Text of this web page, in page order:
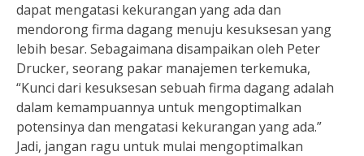
dapat mengatasi kekurangan yang ada dan
mendorong firma dagang menuju kesuksesan yang
lebih besar. Sebagaimana disampaikan oleh Peter
Drucker, seorang pakar manajemen terkemuka,
“Kunci dari kesuksesan sebuah firma dagang adalah
dalam kemampuannya untuk mengoptimalkan
potensinya dan mengatasi kekurangan yang ada.”
Jadi, jangan ragu untuk mulai mengoptimalkan